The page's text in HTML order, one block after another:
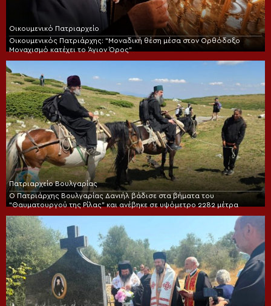
Οικουμενικό Πατριαρχείο
Οικουμενικός Πατριάρχης: “Μοναδική θέση μέσα στον Ορθόδοξο
Μοναχισμό κατέχει το Άγιον Όρος”
Πατριαρχείο Βουλγαρίας
Ο Πατριάρχης Βουλγαρίας Δανιήλ βάδισε στα βήματα του
“Θαυματουργού της Ρίλας” και ανέβηκε σε υψόμετρο 2282 μέτρα